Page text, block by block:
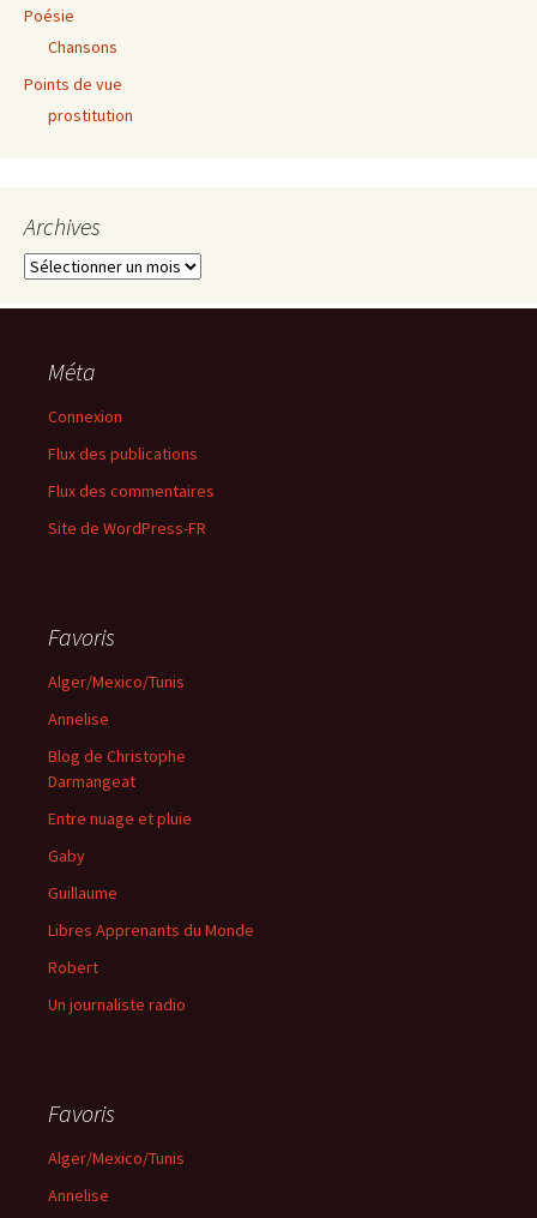
Poésie
Chansons
Points de vue
prostitution
Archives
Archives
Méta
Connexion
Flux des publications
Flux des commentaires
Site de WordPress-FR
Favoris
Alger/Mexico/Tunis
Annelise
Blog de Christophe
Darmangeat
Entre nuage et pluie
Gaby
Guillaume
Libres Apprenants du Monde
Robert
Un journaliste radio
Favoris
Alger/Mexico/Tunis
Annelise